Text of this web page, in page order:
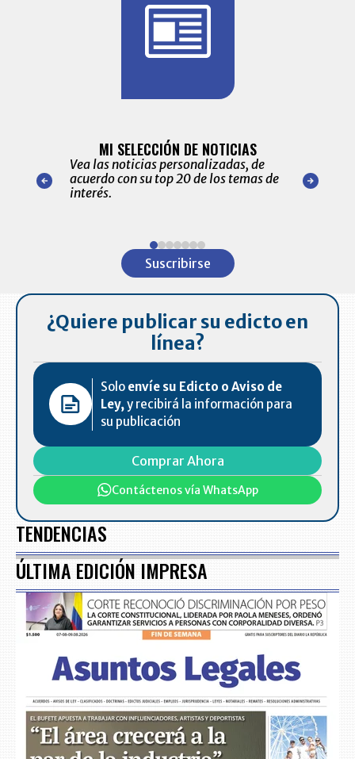
nuestro
para
MI SELECCIÓN DE NOTICIAS
Vea las noticias personalizadas, de
acuerdo con su top 20 de los temas de
interés.
de las
Suscribirse
¿Quiere publicar su edicto en
línea?
Solo envíe su Edicto o Aviso de
Ley, y recibirá la información para
su publicación
Comprar Ahora
Contáctenos vía WhatsApp
TENDENCIAS
ÚLTIMA EDICIÓN IMPRESA